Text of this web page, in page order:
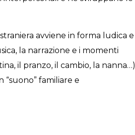
avviene in forma ludica e
la narrazione e i momenti
il pranzo, il cambio, la nanna…)
familiare e